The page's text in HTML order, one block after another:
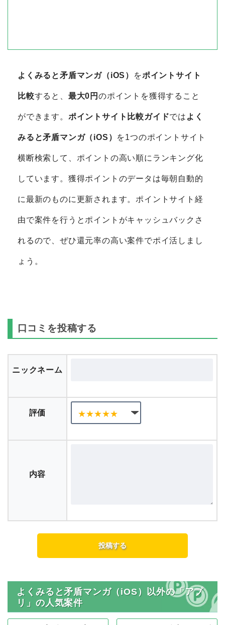
よくみると矛盾マンガ（iOS） をポイントサイト
比較すると、 最大0円のポイントを獲得すること
ができます。 ポイントサイト比較ガイドでは よく
みると矛盾マンガ（iOS） を1つのポイントサイト
横断検索して、ポイントの高い順にランキング化
しています。獲得ポイントのデータは毎朝自動的
に最新のものに更新されます。ポイントサイト経
由で案件を行うとポイントがキャッシュバックさ
れるので、ぜひ還元率の高い案件でポイ活しまし
ょう。
口コミを投稿する
ニックネーム
評価
内容
よくみると矛盾マンガ（iOS）以外の「アプ
リ」の人気案件